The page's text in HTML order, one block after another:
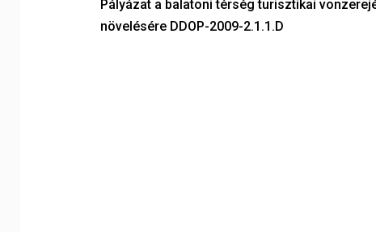
Pályázat a balatoni térség turisztikai
növelésére DDOP-2009-2.1.1.D